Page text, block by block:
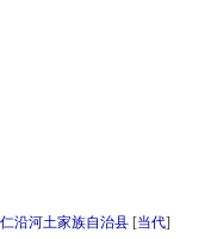
沿河土家族自治县[当代]